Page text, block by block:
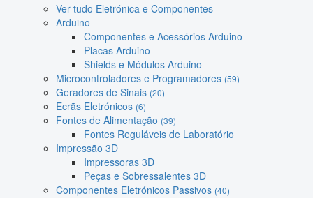
Ver tudo Eletrónica e Componentes
Arduino
Componentes e Acessórios Arduino
Placas Arduino
Shields e Módulos Arduino
Microcontroladores e Programadores (59)
Geradores de Sinais (20)
Ecrãs Eletrónicos (6)
Fontes de Alimentação (39)
Fontes Reguláveis de Laboratório
Impressão 3D
Impressoras 3D
Peças e Sobressalentes 3D
Componentes Eletrónicos Passivos (40)